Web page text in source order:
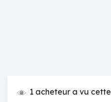
1 acheteur a vu